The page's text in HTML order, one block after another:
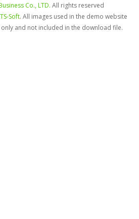
Co., LTD. All rights reserved
Soft. All images used in the demo website
and not included in the download file.